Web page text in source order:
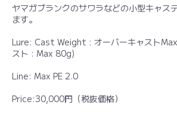
ヤマガブランクのサワラなどの小型キャス
ます。
Lure: Cast Weight : オーバーキャスト
スト : Max 80g)
Line: Max PE 2.0
Price:30,000円（税抜価格）